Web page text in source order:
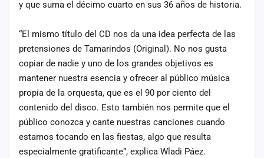
y que suma el décimo cuarto en sus 36 años de historia.
“El mismo título del CD nos da una idea perfecta de las
pretensiones de Tamarindos (Original). No nos gusta
copiar de nadie y uno de los grandes objetivos es
mantener nuestra esencia y ofrecer al público música
propia de la orquesta, que es el 90 por ciento del
contenido del disco. Esto también nos permite que el
público conozca y cante nuestras canciones cuando
estamos tocando en las fiestas, algo que resulta
especialmente gratificante”, explica Wladi Páez.